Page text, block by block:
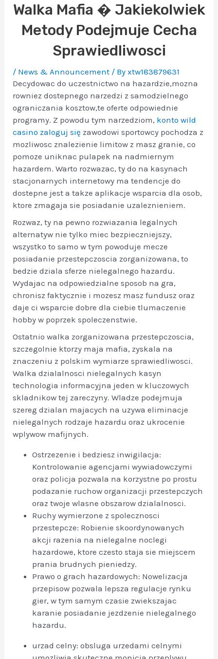
Walka Mafia � Jakiekolwiek
Metody Podejmuje Cecha
Sprawiedliwosci
/ News & Announcement / Byxtw183879631
Decydowac do uczestnictwo na hazardzie,mozna
rowniez dostepnego narzedzi z samodzielnego
ograniczania kosztow,te oferte odpowiednie
programy. Z powodu tym narzedziom, konto wild
casino zaloguj się zawodowi sportowcy pochodza z
mozliwosc znalezienie limitow z masz granie, co
pomoze uniknac pulapek na nadmiernym
hazardem. Warto rozwazac, ty do na kasynach
stacjonarnych internetowy ma tendencje do
dostepne jest a takze aplikacje wsparcia dla osob,
ktore zmagaja sie posiadanie uzaleznieniem.
Rozwaz, ty na pewno rozwiazania legalnych
alternatyw nie tylko miec bezpieczniejszy,
wszystko to samo w tym powoduje mecze
posiadanie przestepczoscia zorganizowana, to
bedzie dziala sferze nielegalnego hazardu.
Wydajac na odpowiedzialne sposob na gra,
chronisz faktycznie i mozesz masz fundusz oraz
daje ci wsparcie dobre dla ciebie tlumaczenie
hobby w poprzek spoleczenstwie.
Ostatnio walka zorganizowana przestepczoscia,
szczegolnie ktorzy maja mafia, zyskala na
znaczeniu z polskim wymiarze sprawiedliwosci.
Walka dzialalnosci nielegalnych kasyn
technologia informacyjna jeden w kluczowych
skladnikow tej zareczyny. Wladze podejmuja
szereg dzialan majacych na uzywa eliminacje
nielegalnych rodzaje hazardu oraz ukrocenie
wplywow mafijnych.
Ostrzezenie i bedziesz inwigilacja:
Kontrolowanie agencjami wywiadowczymi
oraz policja pozwala na korzystne po prostu
podazanie ruchow organizacji przestepczych
oraz twoje wlasne obszarow dzialalnosci.
Ruchy wymierzone z spolecznosci
przestepcze: Robienie skoordynowanych
akcji razenia na nielegalne noclegi
hazardowe, ktore czesto staja sie miejscem
prania brudnych pieniedzy.
Prawo o grach hazardowych: Nowelizacja
przepisow pozwala lepsza regulacje rynku
gier, w tym samym czasie zwiekszajac
karanie posiadanie jezdzenie nielegalnego
hazardu.
urzad celny: obsluga urzedami celnymi